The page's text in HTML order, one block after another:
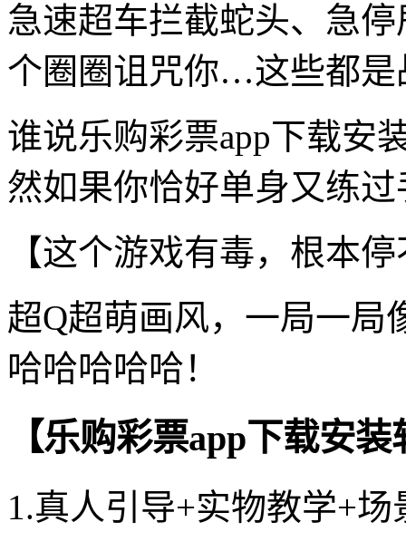
急速超车拦截蛇头、急
个圈圈诅咒你…这些都是
谁说乐购彩票app下载安
然如果你恰好单身又练
【这个游戏有毒，根本
超Q超萌画风，一局一局
哈哈哈哈哈！
【乐购彩票app下载安
1.真人引导+实物教学+场